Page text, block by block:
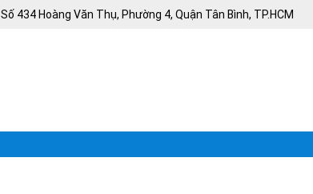
Số 434 Hoàng Văn Thụ, Phường 4, Quận Tân Bình, TP.HCM